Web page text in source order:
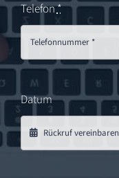
Telefon*
Datum